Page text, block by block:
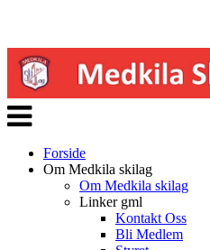
Veksle
navigasjon
Forside
Om Medkila skilag
Om Medkila skilag
Linker gml
Kontakt Oss
Bli Medlem